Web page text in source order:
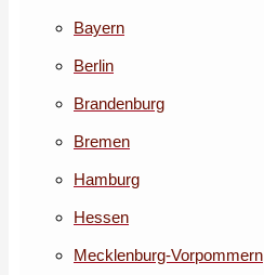
Bayern
Berlin
Brandenburg
Bremen
Hamburg
Hessen
Mecklenburg-Vorpommern